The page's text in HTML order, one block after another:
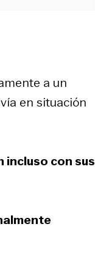
a un
en situación
con sus